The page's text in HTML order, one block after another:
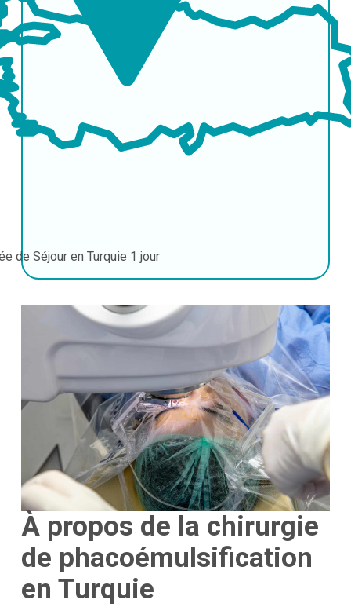
de Séjour en Turquie 1 jour
À propos de la chirurgie
de phacoémulsification
en Turquie